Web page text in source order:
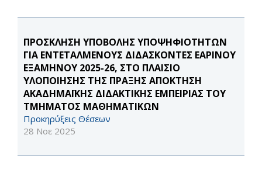
ΠΡΟΣΚΛΗΣΗ ΥΠΟΒΟΛΗΣ ΥΠΟΨΗΦΙΟΤΗΤΩΝ
ΓΙΑ ΕΝΤΕΤΑΛΜΕΝΟΥΣ ΔΙΔΑΣΚΟΝΤΕΣ ΕΑΡΙΝΟΥ
ΕΞΑΜΗΝΟΥ 2025-26, ΣΤΟ ΠΛΑΙΣΙΟ
ΥΛΟΠΟΙΗΣΗΣ ΤΗΣ ΠΡΑΞΗΣ ΑΠΟΚΤΗΣΗ
ΑΚΑΔΗΜΑΪΚΗΣ ΔΙΔΑΚΤΙΚΗΣ ΕΜΠΕΙΡΙΑΣ ΤΟΥ
ΤΜΗΜΑΤΟΣ ΜΑΘΗΜΑΤΙΚΩΝ
Προκηρύξεις Θέσεων
28 Νοε 2025